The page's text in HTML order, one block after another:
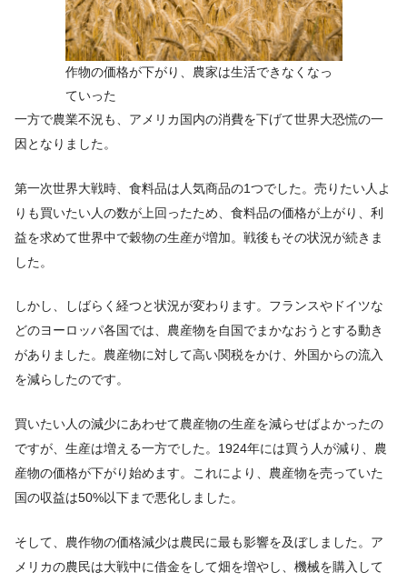
作物の価格が下がり、農家は生活できなくなっ
ていった
一方で農業不況も、アメリカ国内の消費を下げて世界大恐慌の一
因となりました。
第一次世界大戦時、食料品は人気商品の1つでした。売りたい人よ
りも買いたい人の数が上回ったため、食料品の価格が上がり、利
益を求めて世界中で穀物の生産が増加。戦後もその状況が続きま
した。
しかし、しばらく経つと状況が変わります。フランスやドイツな
どのヨーロッパ各国では、農産物を自国でまかなおうとする動き
がありました。農産物に対して高い関税をかけ、外国からの流入
を減らしたのです。
買いたい人の減少にあわせて農産物の生産を減らせばよかったの
ですが、生産は増える一方でした。1924年には買う人が減り、農
産物の価格が下がり始めます。これにより、農産物を売っていた
国の収益は50%以下まで悪化しました。
そして、農作物の価格減少は農民に最も影響を及ぼしました。ア
メリカの農民は大戦中に借金をして畑を増やし、機械を購入して